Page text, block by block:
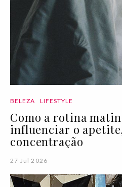
BELEZA LIFESTYLE
Como a rotina
influenciar o
concentração
27 Jul 2026